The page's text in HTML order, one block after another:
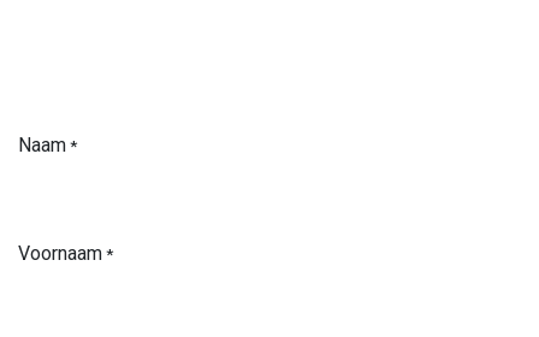
Naam*
Voornaam*